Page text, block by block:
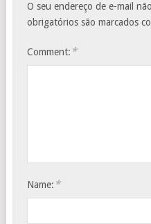
O seu endereço de e-mail
obrigatórios são marcados
Comment: *
Name: *